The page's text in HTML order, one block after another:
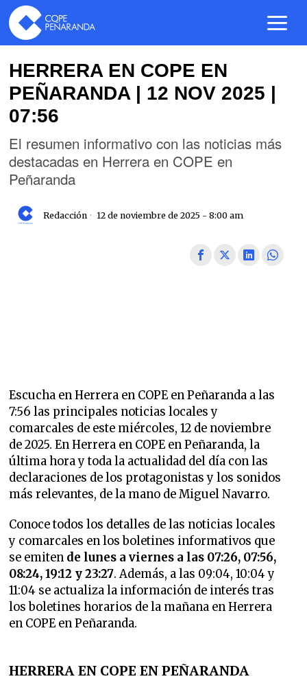
HERRERA EN COPE EN
PEÑARANDA | 12 NOV 2025 |
07:56
El resumen informativo con las noticias más
destacadas en Herrera en COPE en
Peñaranda
Redacción 12 de noviembre de 2025 - 8:00 am
Escucha en Herrera en COPE en Peñaranda a las
7:56 las principales noticias locales y
comarcales de este miércoles, 12 de noviembre
de 2025. En Herrera en COPE en Peñaranda, la
última hora y toda la actualidad del día con las
declaraciones de los protagonistas y los sonidos
más relevantes, de la mano de Miguel Navarro.
Conoce todos los detalles de las noticias locales
y comarcales en los boletines informativos que
se emiten de lunes a viernes a las 07:26, 07:56,
08:24, 19:12 y 23:27. Además, a las 09:04, 10:04 y
11:04 se actualiza la información de interés tras
los boletines horarios de la mañana en Herrera
en COPE en Peñaranda.
HERRERA EN COPE EN PEÑARANDA